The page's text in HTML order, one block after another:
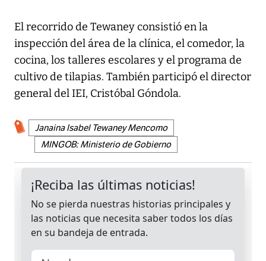
El recorrido de Tewaney consistió en la
inspección del área de la clínica, el comedor, la
cocina, los talleres escolares y el programa de
cultivo de tilapias. También participó el director
general del IEI, Cristóbal Góndola.
Janaina Isabel Tewaney Mencomo
MINGOB: Ministerio de Gobierno